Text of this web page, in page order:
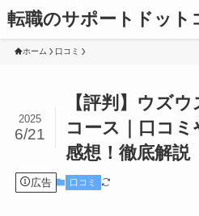
転職のサポートドット
ホーム 口コミ
【評判】ウズ
コース｜口コ
感想！徹底解説
2025
6/21
広告 口コミ